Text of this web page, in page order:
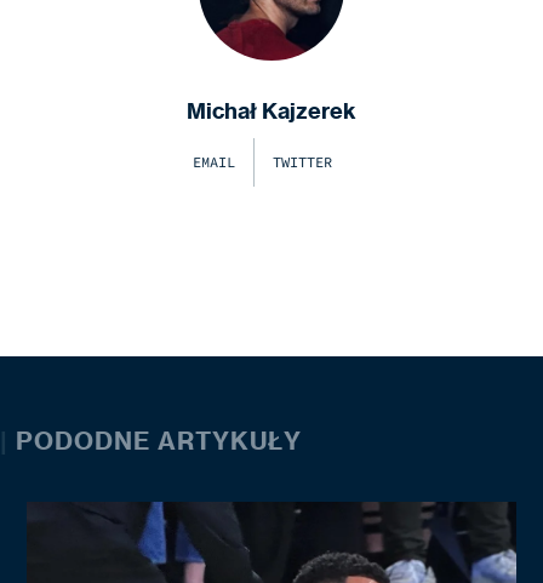
Michał Kajzerek
EMAIL TWITTER
| PODODNE ARTYKUŁY